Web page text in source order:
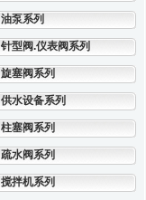
油泵系列
针型阀.仪表阀系列
旋塞阀系列
供水设备系列
柱塞阀系列
疏水阀系列
搅拌机系列